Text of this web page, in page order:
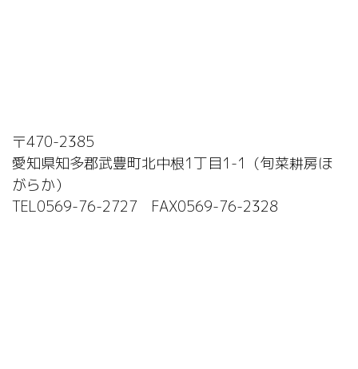
〒470-2385
愛知県知多郡武豊町北中根1丁目1-1（旬菜耕房ほ
がらか）
TEL0569-76-2727 FAX0569-76-2328